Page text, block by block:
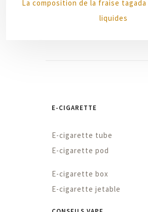
La composition de la fraise
liquides
E-CIGARETTE
E-cigarette tube
E-cigarette pod
E-cigarette box
E-cigarette jetable